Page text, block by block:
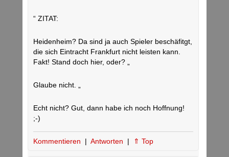
“ ZITAT:
Heidenheim? Da sind ja auch Spieler beschäfitgt,
die sich Eintracht Frankfurt nicht leisten kann.
Fakt! Stand doch hier, oder? „
Glaube nicht. „
Echt nicht? Gut, dann habe ich noch Hoffnung!
;-)
Kommentieren | Antworten | ⇑ Top